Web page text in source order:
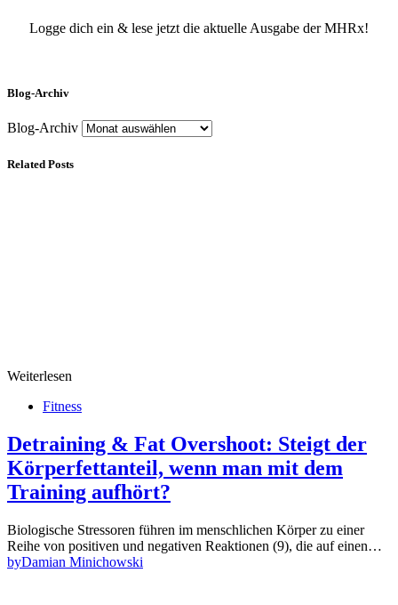
Logge dich ein & lese jetzt die aktuelle Ausgabe der MHRx!
Blog-Archiv
Blog-Archiv
Related Posts
Weiterlesen
Fitness
Detraining & Fat Overshoot: Steigt der
Körperfettanteil, wenn man mit dem
Training aufhört?
Biologische Stressoren führen im menschlichen Körper zu einer
Reihe von positiven und negativen Reaktionen (9), die auf einen…
byDamian Minichowski